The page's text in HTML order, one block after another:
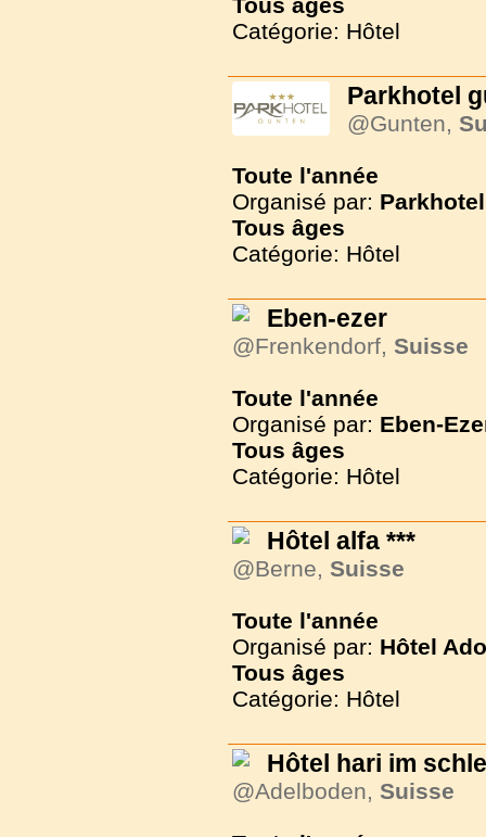
Catégorie: Hôtel
Parkhotel
@Gunten,
Toute l'année
Organisé par:
Tous âges
Catégorie: Hôtel
Eben-ezer
@Frenkendorf, Suisse
Toute l'année
Organisé par: Eben-
Tous âges
Catégorie: Hôtel
Hôtel alfa ***
@Berne, Suisse
Toute l'année
Organisé par: Hôtel
Tous âges
Catégorie: Hôtel
Hôtel hari im
@Adelboden, Suisse